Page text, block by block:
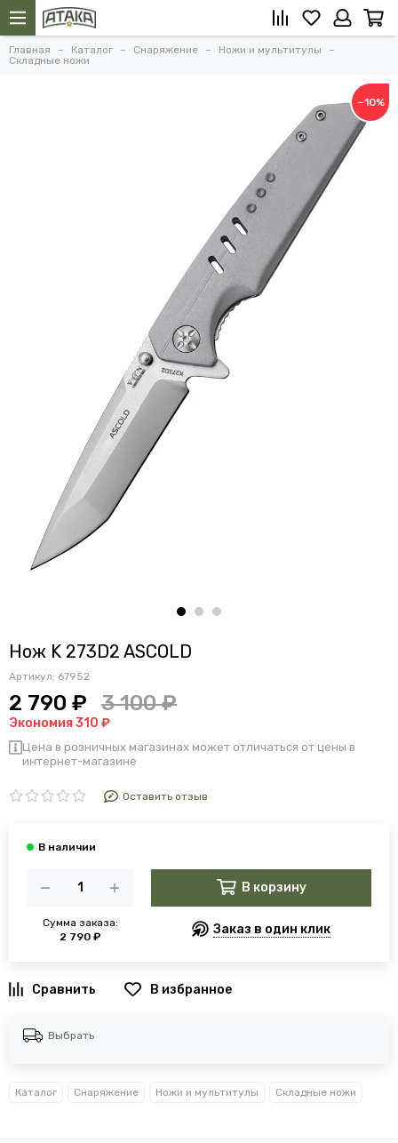
Главная Каталог Снаряжение
Ножи и мультитулы
Складные ножи
−10%
Нож K 273D2 ASCOLD
Артикул: 67952
2 790 ₽ 3 100 ₽
Экономия 310 ₽
Цена в розничных магазинах может отличаться от цены в
интернет-магазине
Оставить отзыв
Сумма заказа:
2 790 ₽
В корзину
Заказ в один клик
В избранное
Выбрать
Каталог Снаряжение Ножи и мультитулы Складные ножи